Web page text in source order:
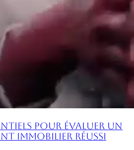
pour Évaluer un
Immobilier Réussi